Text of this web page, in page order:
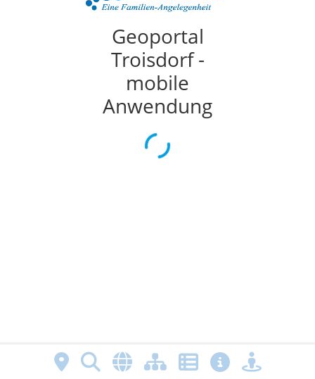
Geoportal
Troisdorf -
mobile
Anwendung